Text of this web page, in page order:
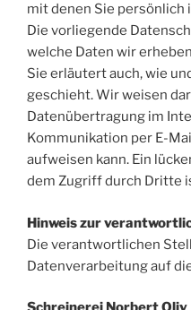
mit denen Sie
Die vorliegende
welche Daten wir
Sie erläutert auch, wie
geschieht. Wir weisen
Datenübertragung im
Kommunikation per E-
aufweisen kann. Ein
dem Zugriff durch Dritte
Hinweis zur
Die verantwortlichen
Datenverarbeitung auf